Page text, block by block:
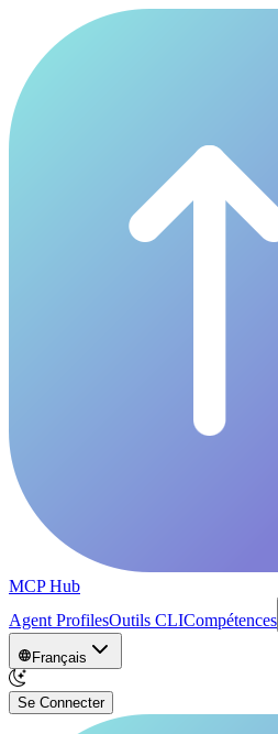
MCP Hub
Agent ProfilesOutils CLICompétences
Français
Se Connecter